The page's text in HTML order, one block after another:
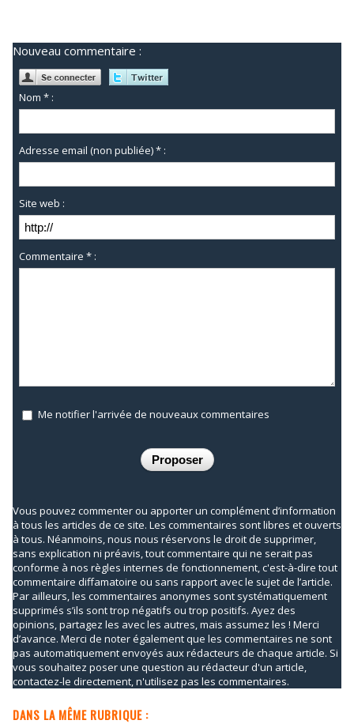
Nouveau commentaire :
Nom * :
Adresse email (non publiée) * :
Site web :
Commentaire * :
Me notifier l'arrivée de nouveaux commentaires
Vous pouvez commenter ou apporter un complément d’information
à tous les articles de ce site. Les commentaires sont libres et ouverts
à tous. Néanmoins, nous nous réservons le droit de supprimer,
sans explication ni préavis, tout commentaire qui ne serait pas
conforme à nos règles internes de fonctionnement, c'est-à-dire tout
commentaire diffamatoire ou sans rapport avec le sujet de l’article.
Par ailleurs, les commentaires anonymes sont systématiquement
supprimés s’ils sont trop négatifs ou trop positifs. Ayez des
opinions, partagez les avec les autres, mais assumez les ! Merci
d’avance. Merci de noter également que les commentaires ne sont
pas automatiquement envoyés aux rédacteurs de chaque article. Si
vous souhaitez poser une question au rédacteur d'un article,
contactez-le directement, n'utilisez pas les commentaires.
DANS LA MÊME RUBRIQUE :